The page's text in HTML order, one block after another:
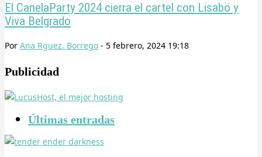
El CanelaParty 2024 cierra el cartel con Lisabö y
Viva Belgrado
Por Ana Rguez. Borrego - 5 febrero, 2024 19:18
Publicidad
Últimas entradas